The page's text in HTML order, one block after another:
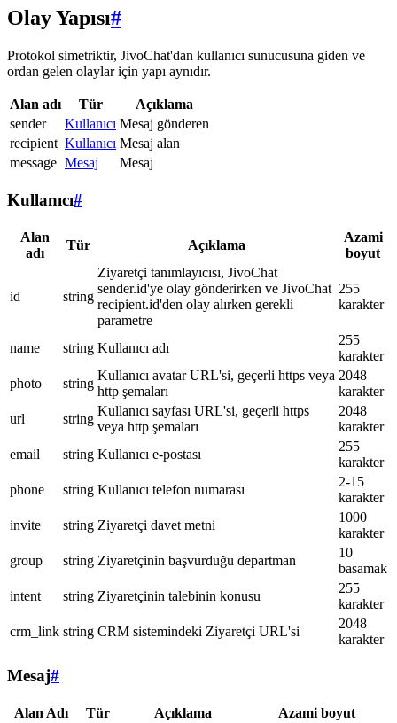
Olay Yapısı#
Protokol simetriktir, JivoChat'dan kullanıcı sunucusuna giden ve
ordan gelen olaylar için yapı aynıdır.
Alan adı Tür
Açıklama
sender
Kullanıcı Mesaj gönderen
recipient Kullanıcı Mesaj alan
message Mesaj Mesaj
Kullanıcı#
Alan
adı
Tür Açıklama
Azami
boyut
id string
Ziyaretçi tanımlayıcısı, JivoChat
sender.id'ye olay gönderirken ve JivoChat
recipient.id'den olay alırken gerekli
parametre
255
karakter
name string Kullanıcı adı
255
karakter
photo
string
Kullanıcı avatar URL'si, geçerli https veya
http şemaları
2048
karakter
url
string
Kullanıcı sayfası URL'si, geçerli https
veya http şemaları
2048
karakter
email
string Kullanıcı e-postası
255
karakter
phone
string Kullanıcı telefon numarası
2-15
karakter
invite
string Ziyaretçi davet metni
1000
karakter
group
string Ziyaretçinin başvurduğu departman
10
basamak
intent
string Ziyaretçinin talebinin konusu
255
karakter
crm_link string CRM sistemindeki Ziyaretçi URL'si
2048
karakter
Mesaj#
Alan Adı Tür Açıklama Azami boyut